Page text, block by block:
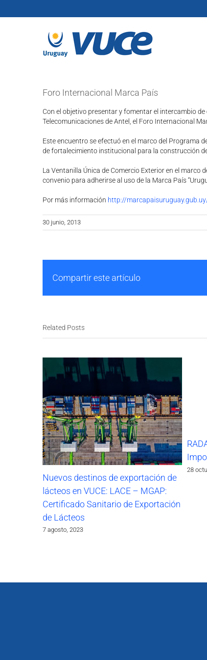
Foro Internacional Marca País
Con el objetivo presentar y fomentar el intercambio
Telecomunicaciones de Antel, el Foro Internacional
Este encuentro se efectuó en el marco del Programa
de fortalecimiento institucional para la construcción
La Ventanilla Única de Comercio Exterior en el
convenio para adherirse al uso de la Marca País
Por más información http://
30 junio, 2013
Compartir este artículo
Related Posts
Nuevos destinos de exportación de
lácteos en VUCE: LACE – MGAP:
Certificado Sanitario de Exportación
de Lácteos
7 agosto, 2023
28